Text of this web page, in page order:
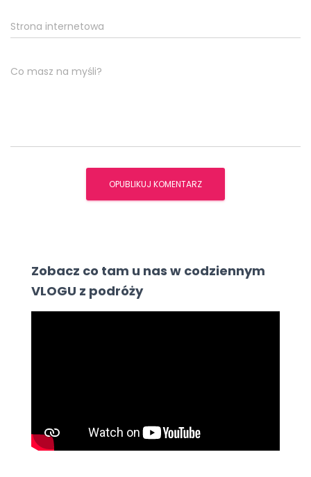
Strona internetowa
Co masz na myśli?
Zobacz co tam u nas w codziennym
VLOGU z podróży